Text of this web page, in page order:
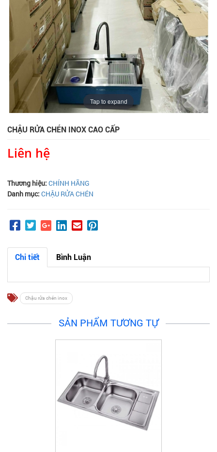
Tap to expand
CHẬU RỬA CHÉN INOX CAO CẤP
Liên hệ
Thương hiệu: CHÍNH HÃNG
Danh mục: CHẬU RỬA CHÉN
Chi tiết Bình Luận
Chậu rửa chén inox
SẢN PHẨM TƯƠNG TỰ